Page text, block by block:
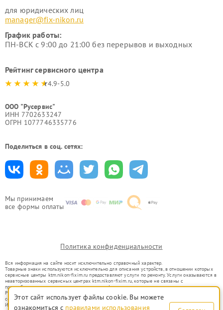
Мы принимаем
все формы оплаты
для юридических лиц
manager@fix-nikon.ru
График работы:
ПН-ВСК с 9:00 до 21:00 без перерывов и выходных
Рейтинг сервисного центра
4.9-5.0
ООО "Русервис"
ИНН 7702633247
ОГРН 1077746335776
Поделиться в соц. сетях:
Политика конфиденциальности
Вся информация на сайте носит исключительно справочный характер.
Товарные знаки используются исключительно для описания устройств, в отношении которых
сервисные центры ktm.nikon-fixim.ru предоставляют услуги по ремонту. Услуги оказываются в
неавторизованных сервисных центрах ktm.nikon-fixim.ru, которые не связаны с
правообладателями товарных знаков или их официальными представителями.
Ремонт осуществляется для устройств, уже введенных в гражданский оборот в соответствии
со статьей 1487 ГК РФ.
Использование товарных знаков не преследует цели индивидуализации услуг или введения
Этот сайт использует файлы cookie. Вы можете
ознакомиться с правилами использования